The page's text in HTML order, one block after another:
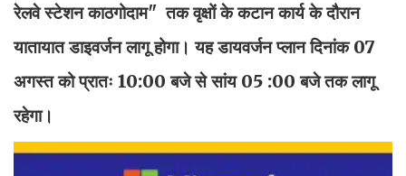
रेलवे स्टेशन काठगोदाम" तक वृक्षों के कटान कार्य के दौरान
यातायात डाइवर्जन लागू होगा। यह डायवर्जन प्लान दिनांक 07
अगस्त को प्रातः 10:00 बजे से सांय 05 :00 बजे तक लागू
रहेगा।